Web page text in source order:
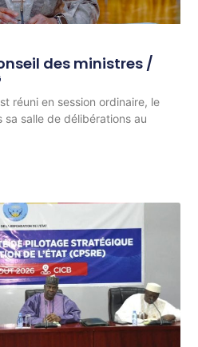
des ministres /
réuni en session ordinaire, le
salle de délibérations au